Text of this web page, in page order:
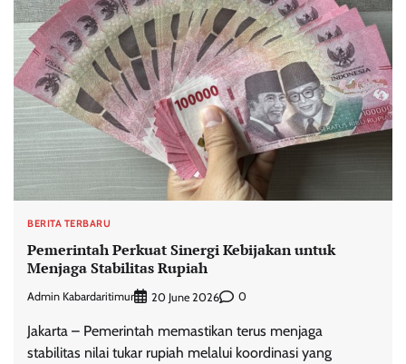
BERITA TERBARU
Pemerintah Perkuat Sinergi Kebijakan untuk
Menjaga Stabilitas Rupiah
Admin Kabardaritimur 20 June 2026 0
Jakarta – Pemerintah memastikan terus menjaga
stabilitas nilai tukar rupiah melalui koordinasi yang